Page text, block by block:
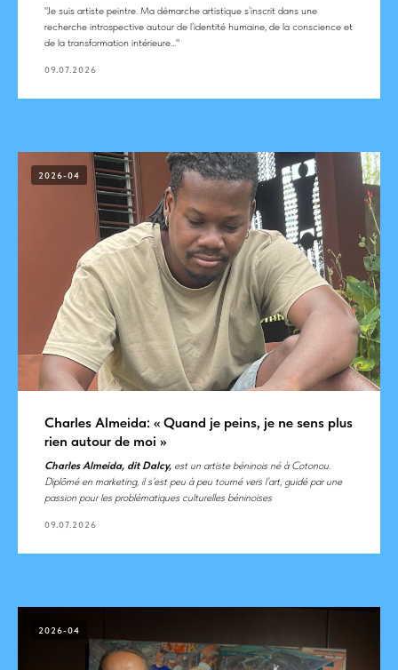
"Je suis artiste peintre. Ma démarche artistique s’inscrit dans une
recherche introspective autour de l’identité humaine, de la conscience et
de la transformation intérieure..."
09.07.2026
2026-04
Charles Almeida: « Quand je peins, je ne sens plus
rien autour de moi »
Charles Almeida, dit Dalcy, est un artiste béninois né à Cotonou.
Diplômé en marketing, il s’est peu à peu tourné vers l’art, guidé par une
passion pour les problématiques culturelles béninoises
09.07.2026
2026-04